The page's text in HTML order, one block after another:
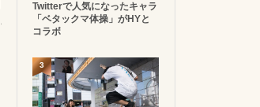
Twitterで人気になったキャラ
「ベタックマ体操」がHYと
コラボ
3